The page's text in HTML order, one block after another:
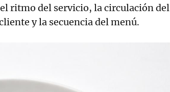
ritmo del servicio, la circulación del
y la secuencia del menú.